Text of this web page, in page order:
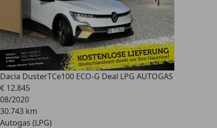
Dacia DusterTCe100 ECO-G Deal LPG AUTOGAS
€ 12.845
08/2020
30.743 km
Autogas (LPG)